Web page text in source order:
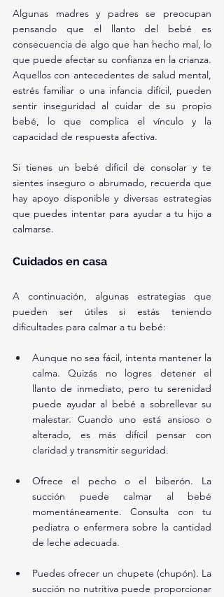
Algunas madres y padres se preocupan
pensando que el llanto del bebé es
consecuencia de algo que han hecho mal, lo
que puede afectar su confianza en la crianza.
Aquellos con antecedentes de salud mental,
estrés familiar o una infancia difícil, pueden
sentir inseguridad al cuidar de su propio
bebé, lo que complica el vínculo y la
capacidad de respuesta afectiva.
Si tienes un bebé difícil de consolar y te
sientes inseguro o abrumado, recuerda que
hay apoyo disponible y diversas estrategias
que puedes intentar para ayudar a tu hijo a
calmarse.
Cuidados en casa
A continuación, algunas estrategias que
pueden ser útiles si estás teniendo
dificultades para calmar a tu bebé:
Aunque no sea fácil, intenta mantener la
calma. Quizás no logres detener el
llanto de inmediato, pero tu serenidad
puede ayudar al bebé a sobrellevar su
malestar. Cuando uno está ansioso o
alterado, es más difícil pensar con
claridad y transmitir seguridad.
Ofrece el pecho o el biberón. La
succión puede calmar al bebé
momentáneamente. Consulta con tu
pediatra o enfermera sobre la cantidad
de leche adecuada.
Puedes ofrecer un chupete (chupón). La
succión no nutritiva puede proporcionar